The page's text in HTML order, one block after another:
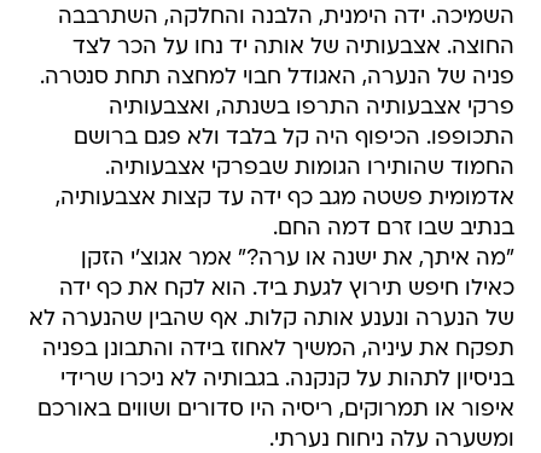
השמיכה. ידה הימנית, הלבנה והחלקה, השתרבבה
החוצה. אצבעותיה של אותה יד נחו על הכר לצד
פניה של הנערה, האגודל חבוי למחצה תחת סנטרה.
פרקי אצבעותיה התרפו בשנתה, ואצבעותיה
התכופפו. הכיפוף היה קל בלבד ולא פגם ברושם
החמוד שהותירו הגומות שבפרקי אצבעותיה.
אדמומית פשטה מגב כף ידה עד קצות אצבעותיה,
בנתיב שבו זרם דמה החם.
"מה איתך, את ישנה או ערה?" אמר אגוצ'י הזקן
כאילו חיפש תירוץ לגעת ביד. הוא לקח את כף ידה
של הנערה ונענע אותה קלות. אף שהבין שהנערה לא
תפקח את עיניה, המשיך לאחוז בידה והתבונן בפניה
בניסיון לתהות על קנקנה. בגבותיה לא ניכרו שרידי
איפור או תמרוקים, ריסיה היו סדורים ושווים באורכם
ומשערה עלה ניחוח נערתי.